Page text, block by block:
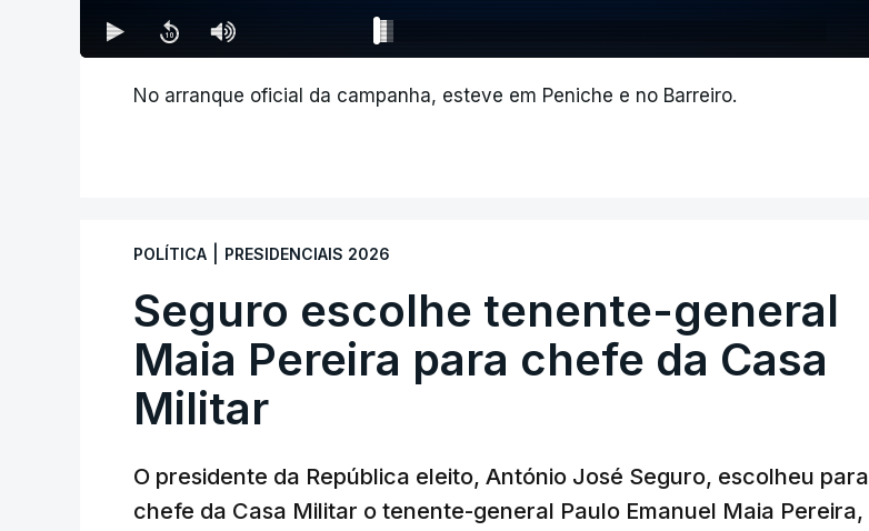
No arranque oficial da campanha, esteve em Peniche e no Barreiro.
POLÍTICA PRESIDENCIAIS 2026
Seguro escolhe tenente-general
Maia Pereira para chefe da Casa
Militar
O presidente da República eleito, António José Seguro, escolheu para
chefe da Casa Militar o tenente-general Paulo Emanuel Maia Pereira,